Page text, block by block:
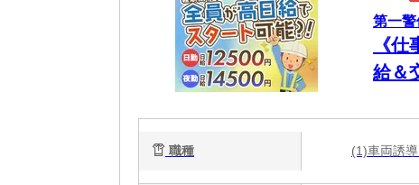
第一
《
給＆
職種 (1)車両誘